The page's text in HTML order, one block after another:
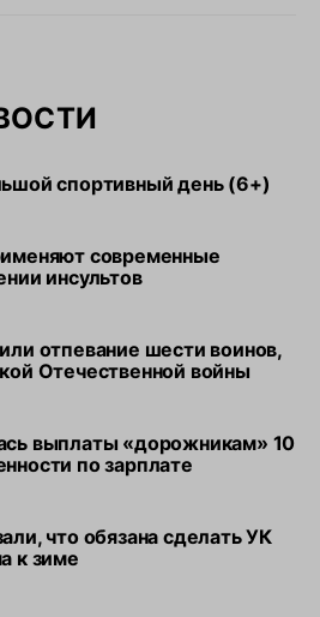
спортивный день (6+)
современные
инсультов
отпевание шести воинов,
Отечественной войны
выплаты «дорожникам» 10
по зарплате
что обязана сделать УК
к зиме